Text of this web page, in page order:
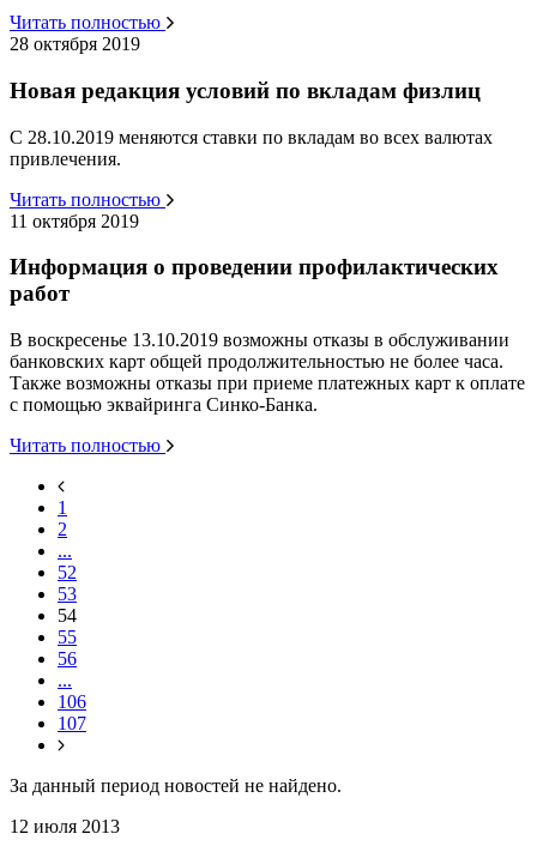
Читать полностью
28 октября 2019
Новая редакция условий по вкладам физлиц
С 28.10.2019 меняются ставки по вкладам во всех валютах
привлечения.
Читать полностью
11 октября 2019
Информация о проведении профилактических
работ
В воскресенье 13.10.2019 возможны отказы в обслуживании
банковских карт общей продолжительностью не более часа.
Также возможны отказы при приеме платежных карт к оплате
с помощью эквайринга Синко-Банка.
Читать полностью
1
2
...
52
53
54
55
56
...
106
107
За данный период новостей не найдено.
12 июля 2013